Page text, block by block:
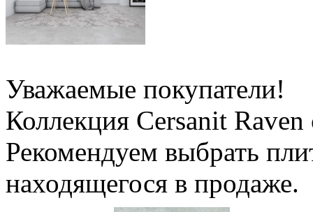
Уважаемые покупатели!
Коллекция Cersanit Raven
Рекомендуем выбрать
находящегося в продаже.